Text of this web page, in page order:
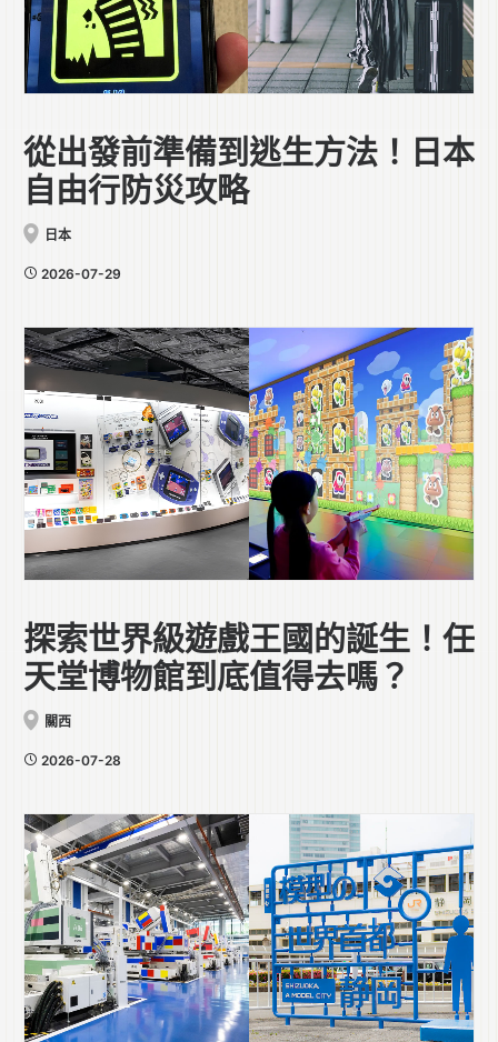
從出發前準備到逃生方法！日本
自由行防災攻略
日本
2026-07-29
探索世界級遊戲王國的誕生！任
天堂博物館到底值得去嗎？
關西
2026-07-28